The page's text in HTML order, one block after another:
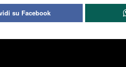
su Facebook